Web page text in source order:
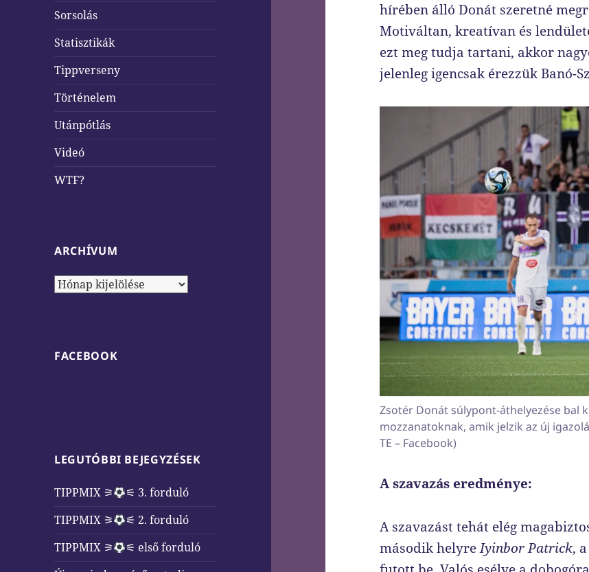
Sorsolás
Statisztikák
Tippverseny
Történelem
Utánpótlás
Videó
WTF?
ARCHÍVUM
Archívum
FACEBOOK
LEGUTÓBBI BEJEGYZÉSEK
TIPPMIX ⚞
⚟ 3. forduló
TIPPMIX ⚞
⚟ 2. forduló
TIPPMIX ⚞
⚟ első forduló
hírében álló Donát szeretné
Motiváltan, kreatívan és
ezt meg tudja tartani, akkor
jelenleg igencsak érezzük Banó-
Zsotér Donát súlypont-áthelyezése bal
mozzanatoknak, amik jelzik az új
TE – Facebook)
A szavazás eredménye:
A szavazást tehát elég
második helyreIyinbor Patrick,